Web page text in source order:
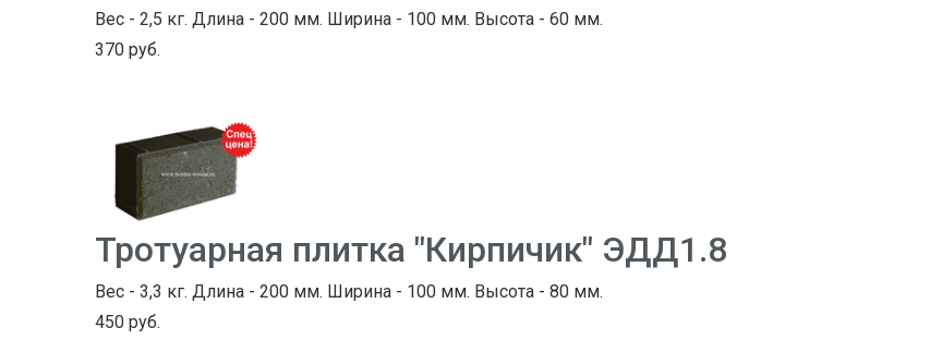
Вес - 2,5 кг. Длина - 200 мм. Ширина - 100 мм. Высота - 60 мм.
370 руб.
Тротуарная плитка "Кирпичик" ЭДД1.8
Вес - 3,3 кг. Длина - 200 мм. Ширина - 100 мм. Высота - 80 мм.
450 руб.